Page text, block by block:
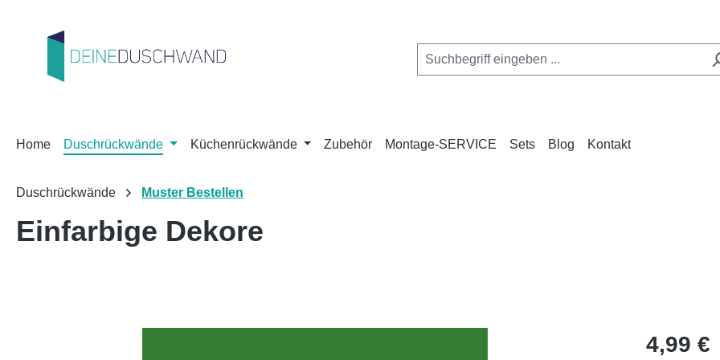
Home Duschrückwände Küchenrückwände Zubehör Montage-SERVICE Sets Blog Kontakt
Duschrückwände Muster Bestellen
Einfarbige Dekore
Regulärer
4,99 €